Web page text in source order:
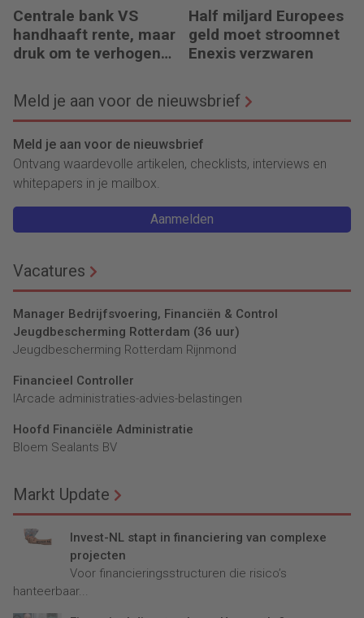
Centrale bank VS
handhaaft rente, maar
druk om te verhogen
Half miljard Europees
geld moet stroomnet
Enexis verzwaren
Meld je aan voor de nieuwsbrief
Meld je aan voor de nieuwsbrief
Ontvang waardevolle artikelen, checklists, interviews en
whitepapers in je mailbox.
Aanmelden
Vacatures
Manager Bedrijfsvoering, Financiën & Control
Jeugdbescherming Rotterdam (36 uur)
Jeugdbescherming Rotterdam Rijnmond
Financieel Controller
lArcade administraties-advies-belastingen
Hoofd Financiële Administratie
Bloem Sealants BV
Markt Update
Invest-NL stapt in financiering van complexe
projecten
Voor financieringsstructuren die risico’s
hanteerbaar...